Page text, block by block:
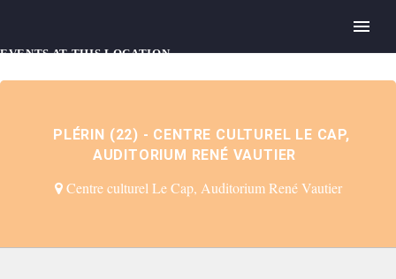
EVENTS AT THIS LOCATION
PLÉRIN (22) - CENTRE CULTUREL LE CAP,
AUDITORIUM RENÉ VAUTIER
Centre culturel Le Cap, Auditorium René Vautier